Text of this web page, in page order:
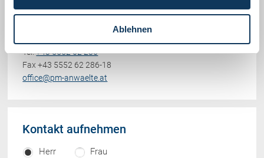
Ablehnen
6700 Bludenz
Tel.+43 5552 62 286
Fax +43 5552 62 286-18
office@pm-anwaelte.at
Kontakt aufnehmen
Herr Frau